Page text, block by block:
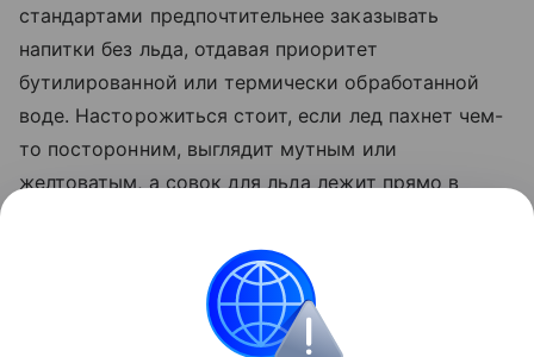
стандартами предпочтительнее заказывать
напитки без льда, отдавая приоритет
бутилированной или термически обработанной
воде. Насторожиться стоит, если лед пахнет чем-
то посторонним, выглядит мутным или
желтоватым, а совок для льда лежит прямо в
При проблемах со здоровьем необходима
консультация специалиста